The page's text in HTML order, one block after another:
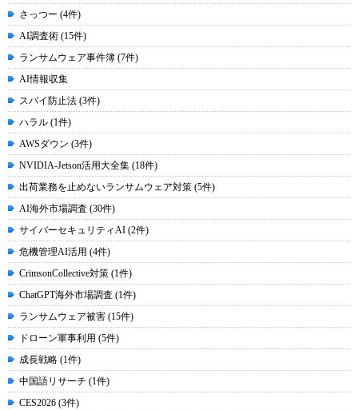
さっつー (4件)
AI調査術 (15件)
ランサムウェア事件簿 (7件)
AI情報収集
スパイ防止法 (3件)
ハラル (1件)
AWSダウン (3件)
NVIDIA-Jetson活用大全集 (18件)
出荷業務を止めないランサムウェア対策 (5件)
AI海外市場調査 (30件)
サイバーセキュリティAI (2件)
危機管理AI活用 (4件)
CrimsonCollective対策 (1件)
ChatGPT海外市場調査 (1件)
ランサムウェア被害 (15件)
ドローン軍事利用 (5件)
成長戦略 (1件)
中国語リサーチ (1件)
CES2026 (3件)